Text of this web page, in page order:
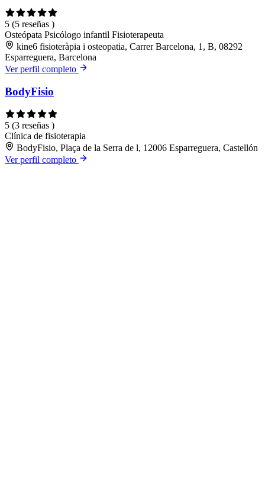
5 (5 reseñas )
Osteópata Psicólogo infantil Fisioterapeuta
kine6 fisioteràpia i osteopatia, Carrer Barcelona, 1, B, 08292
Esparreguera, Barcelona
Ver perfil completo
BodyFisio
5 (3 reseñas )
Clínica de fisioterapia
BodyFisio, Plaça de la Serra de l, 12006 Esparreguera, Castellón
Ver perfil completo